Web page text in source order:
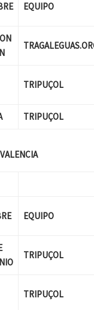
EQUIPO
TRIPUÇOL
TRIPUÇOL
EQUIPO
TRIPUÇOL
TRIPUÇOL